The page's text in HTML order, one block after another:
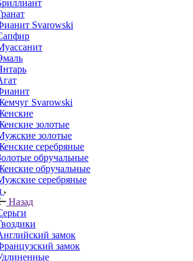
Svarowski
Svarowski
золотые
золотые
серебряные
обручальные
обручальные
серебряные
Назад
замок
замок